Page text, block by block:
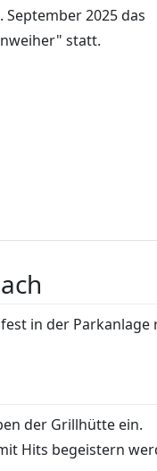
2025 das
statt.
in der Parkanlage
der Grillhütte ein.
Hits begeistern